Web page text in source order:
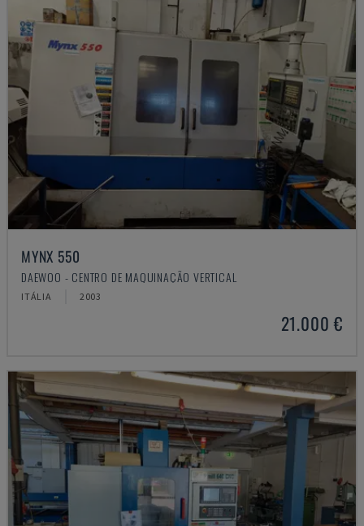
MYNX 550
DAEWOO - CENTRO DE MAQUINAÇÃO VERTICAL
ITÁLIA 2003
21.000 €